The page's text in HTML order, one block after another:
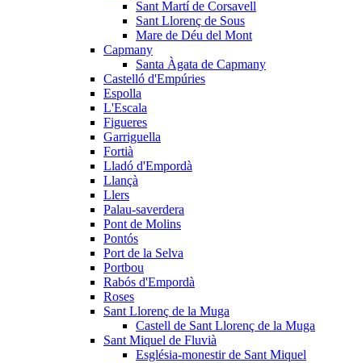
Sant Martí de Corsavell
Sant Llorenç de Sous
Mare de Déu del Mont
Capmany
Santa Àgata de Capmany
Castelló d'Empúries
Espolla
L'Escala
Figueres
Garriguella
Fortià
Lladó d'Empordà
Llançà
Llers
Palau-saverdera
Pont de Molins
Pontós
Port de la Selva
Portbou
Rabós d'Empordà
Roses
Sant Llorenç de la Muga
Castell de Sant Llorenç de la Muga
Sant Miquel de Fluvià
Església-monestir de Sant Miquel